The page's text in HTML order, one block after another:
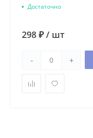
Достаточно
298 ₽/ шт
- +